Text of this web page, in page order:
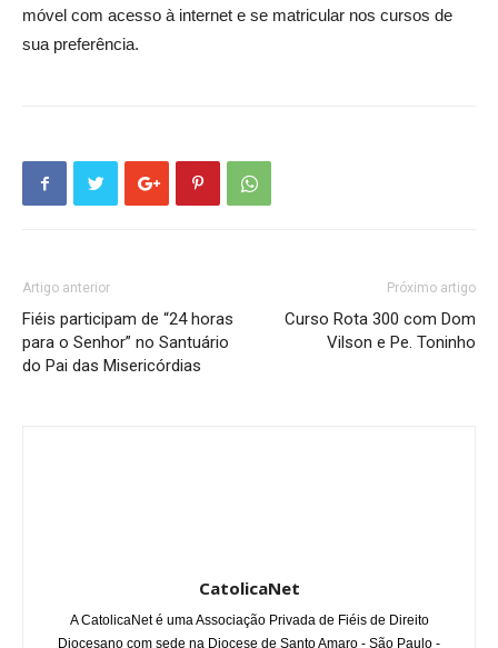
móvel com acesso à internet e se matricular nos cursos de
sua preferência.
Artigo anterior
Fiéis participam de “24 horas
para o Senhor” no Santuário
do Pai das Misericórdias
Próximo artigo
Curso Rota 300 com Dom
Vilson e Pe. Toninho
CatolicaNet
A CatolicaNet é uma Associação Privada de Fiéis de Direito
Diocesano com sede na Diocese de Santo Amaro - São Paulo -